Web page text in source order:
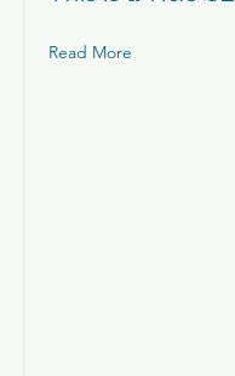
Read More